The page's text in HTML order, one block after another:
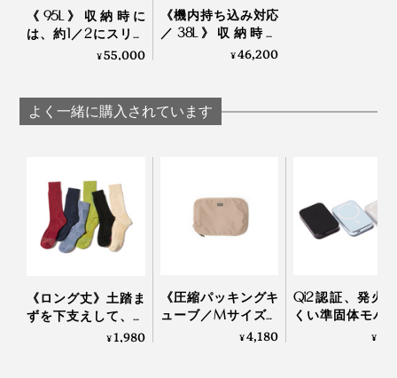
《95L》収納時に
は、約1／2にスリム
化できる、オランダ
¥55,000
《機内持ち込み対応
／38L》収納時に
は、約1／2にスリム
「foldaway」｜senz°
¥46,200
よく一緒に購入されています
《ロング丈》土踏ま
ずを下支えして、足
底筋をサポートする
¥1,980
《圧縮パッキングキ
ューブ／Mサイズ》
『Aww』のスーツケ
¥4,180
Qi2認証、発火
くい準固体モバ
バッテリ
¥